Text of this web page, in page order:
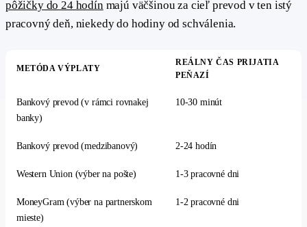
pôžičky do 24 hodín majú väčšinou za cieľ prevod v ten istý
pracovný deň, niekedy do hodiny od schválenia.
METÓDA VÝPLATY
REÁLNY ČAS PRIJATIA
PEŇAZÍ
Bankový prevod (v rámci rovnakej
banky)
10-30 minút
Bankový prevod (medzibanový) 2-24 hodín
Western Union (výber na pošte) 1-3 pracovné dni
MoneyGram (výber na partnerskom
mieste)
1-2 pracovné dni